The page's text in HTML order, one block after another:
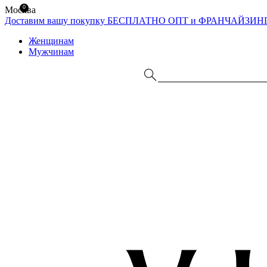
Москва
Доставим вашу покупку БЕСПЛАТНО ОПТ и
Женщинам
Мужчинам
0